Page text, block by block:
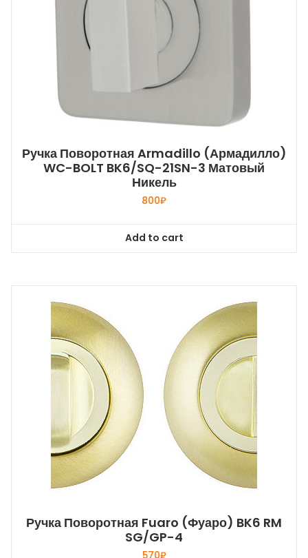
Ручка Поворотная Armadillo (Армадилло)
WC-BOLT BK6/SQ-21SN-3 Матовый
Никель
800₽
Add to cart
Ручка Поворотная Fuaro (Фуаро) BK6 RM
SG/GP-4